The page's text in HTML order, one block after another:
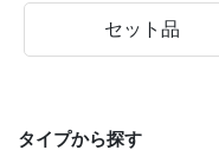
セット品
タイプから探す